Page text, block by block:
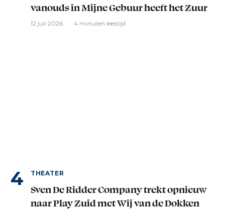
vanouds in Mijne Gebuur heeft het Zuur
12 juli 2026 4 minuten leestijd
THEATER
Sven De Ridder Company trekt opnieuw
naar Play Zuid met Wij van de Dokken